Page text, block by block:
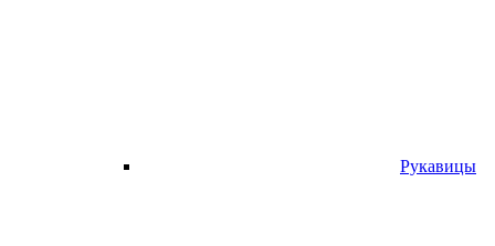
Рукавицы